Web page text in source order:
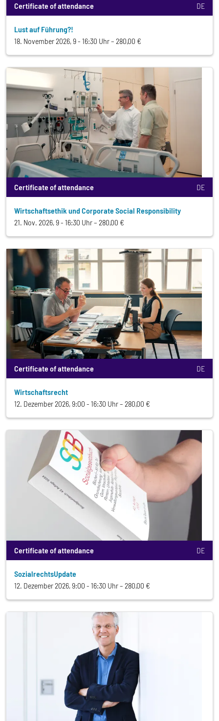
Certificate of attendance DE
Lust auf Führung?!
18. November 2026, 9 - 16:30 Uhr
280,00 €
Certificate of attendance DE
Wirtschaftsethik und Corporate Social Responsibility
21. Nov. 2026, 9 - 16:30 Uhr
280,00 €
Certificate of attendance DE
Wirtschaftsrecht
12. Dezember 2026, 9:00 - 16:30 Uhr
280,00 €
Certificate of attendance DE
SozialrechtsUpdate
12. Dezember 2026, 9:00 - 16:30 Uhr
280,00 €